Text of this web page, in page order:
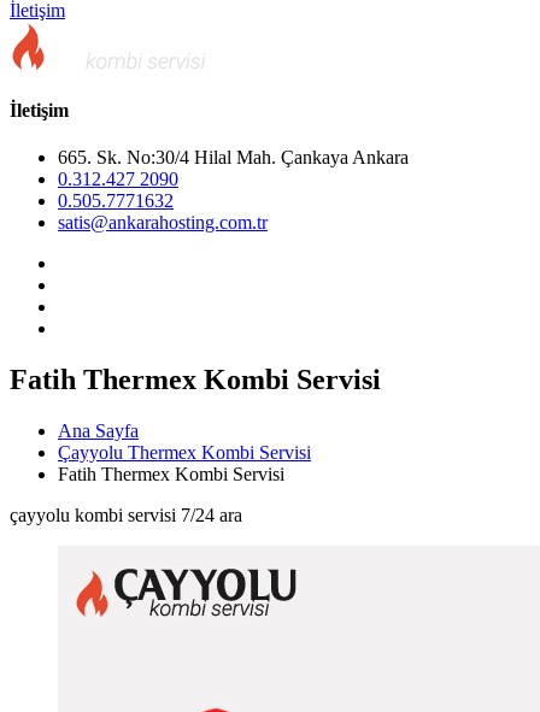
İletişim
İletişim
665. Sk. No:30/4 Hilal Mah. Çankaya Ankara
0.312.427 2090
0.505.7771632
satis@ankarahosting.com.tr
Fatih Thermex Kombi Servisi
Ana Sayfa
Çayyolu Thermex Kombi Servisi
Fatih Thermex Kombi Servisi
çayyolu kombi servisi 7/24 ara